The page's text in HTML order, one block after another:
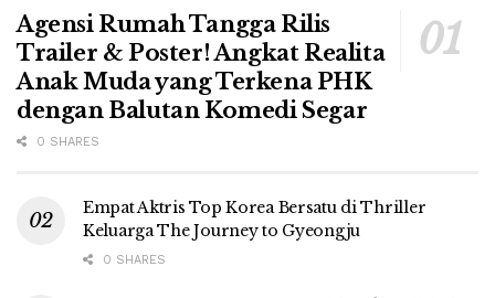
Agensi Rumah Tangga Rilis
Trailer & Poster! Angkat Realita
Anak Muda yang Terkena PHK
dengan Balutan Komedi Segar
0 SHARES
Empat Aktris Top Korea Bersatu di Thriller
Keluarga The Journey to Gyeongju
0 SHARES